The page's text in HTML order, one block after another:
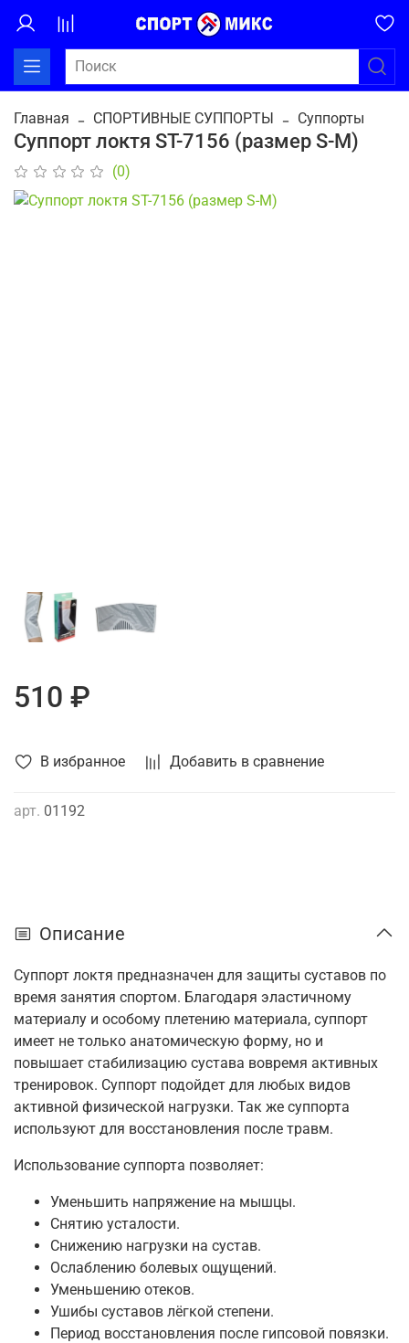
Главная СПОРТИВНЫЕ СУППОРТЫ Суппорты
Суппорт локтя ST-7156 (размер S-M)
(0)
В избранное Добавить в сравнение
арт. 01192
510 ₽
Описание
Суппорт локтя предназначен для защиты суставов по
время занятия спортом. Благодаря эластичному
материалу и особому плетению материала, суппорт
имеет не только анатомическую форму, но и
повышает стабилизацию сустава вовремя активных
тренировок. Суппорт подойдет для любых видов
активной физической нагрузки. Так же суппорта
используют для восстановления после травм.
Использование суппорта позволяет:
Уменьшить напряжение на мышцы.
Снятию усталости.
Снижению нагрузки на сустав.
Ослаблению болевых ощущений.
Уменьшению отеков.
Ушибы суставов лёгкой степени.
Период восстановления после гипсовой повязки.